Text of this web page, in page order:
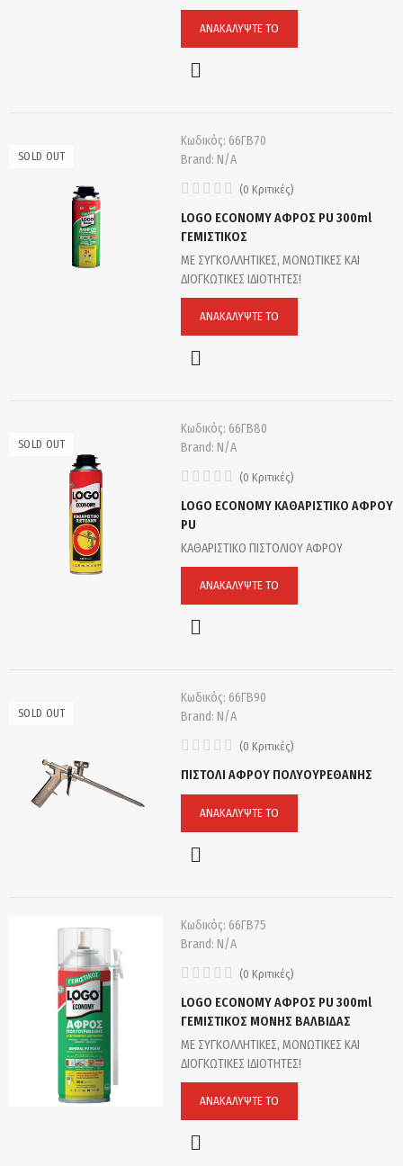
ΑΝΑΚΑΛΎΨΤΕ ΤΟ
SOLD OUT
Κωδικός: 66ΓΒ70
Brand:N/A
(0 Κριτικές)
LOGO ECONOMY ΑΦΡΟΣ PU 300ml
ΓΕΜΙΣΤΙΚΟΣ
ΜΕ ΣΥΓΚΟΛΛΗΤΙΚΕΣ, ΜΟΝΩΤΙΚΕΣ ΚΑΙ
ΔΙΟΓΚΩΤΙΚΕΣ ΙΔΙΟΤΗΤΕΣ!
ΑΝΑΚΑΛΎΨΤΕ ΤΟ
SOLD OUT
Κωδικός: 66ΓΒ80
Brand:N/A
(0 Κριτικές)
LOGO ECONOMY ΚΑΘΑΡΙΣΤΙΚΟ ΑΦΡΟΥ
PU
ΚΑΘΑΡΙΣΤΙΚΟ ΠΙΣΤΟΛΙΟΥ ΑΦΡΟΥ
ΑΝΑΚΑΛΎΨΤΕ ΤΟ
SOLD OUT
Κωδικός: 66ΓΒ90
Brand:N/A
(0 Κριτικές)
ΠΙΣΤΟΛΙ ΑΦΡΟΥ ΠΟΛΥΟΥΡΕΘΑΝΗΣ
ΑΝΑΚΑΛΎΨΤΕ ΤΟ
Κωδικός: 66ΓΒ75
Brand:N/A
(0 Κριτικές)
LOGO ECONOMY ΑΦΡΟΣ PU 300ml
ΓΕΜΙΣΤΙΚΟΣ ΜΟΝΗΣ ΒΑΛΒΙΔΑΣ
ΜΕ ΣΥΓΚΟΛΛΗΤΙΚΕΣ, ΜΟΝΩΤΙΚΕΣ ΚΑΙ
ΔΙΟΓΚΩΤΙΚΕΣ ΙΔΙΟΤΗΤΕΣ!
ΑΝΑΚΑΛΎΨΤΕ ΤΟ